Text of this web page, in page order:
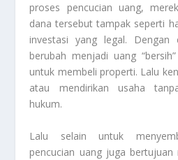
proses pencucian uang,
dana tersebut tampak seperti
investasi yang legal. Dengan
berubah menjadi uang
untuk membeli properti. Lalu
atau mendirikan usaha
hukum.
Lalu selain untuk
pencucian uang juga